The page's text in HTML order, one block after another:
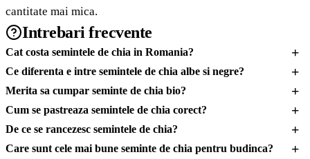
cantitate mai mica.
Intrebari frecvente
Cat costa semintele de chia in Romania? +
Ce diferenta e intre semintele de chia albe si negre? +
Merita sa cumpar seminte de chia bio? +
Cum se pastreaza semintele de chia corect? +
De ce se rancezesc semintele de chia? +
Care sunt cele mai bune seminte de chia pentru budinca? +